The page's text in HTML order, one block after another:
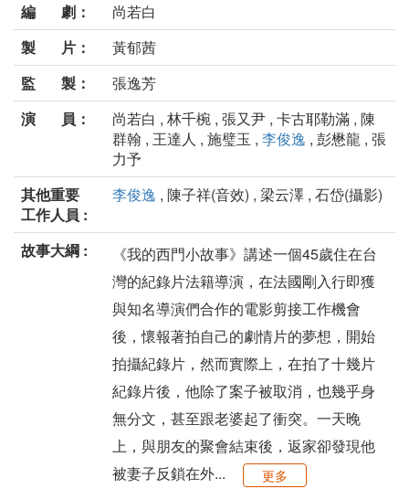
編 劇：
尚若白
製 片：
黃郁茜
監 製：
張逸芳
演 員：
尚若白 , 林千椀 , 張又尹 , 卡古耶勒滿 , 陳
群翰 , 王達人 , 施璧玉 , 李俊逸 , 彭懋龍 , 張
力予
其他重要
工作人員 :
李俊逸 , 陳子祥(音效) , 梁云澤 , 石岱(攝影)
故事大綱 :
《我的西門小故事》講述一個45歲住在台
灣的紀錄片法籍導演，在法國剛入行即獲
與知名導演們合作的電影剪接工作機會
後，懷報著拍自己的劇情片的夢想，開始
拍攝紀錄片，然而實際上，在拍了十幾片
紀錄片後，他除了案子被取消，也幾乎身
無分文，甚至跟老婆起了衝突。一天晚
上，與朋友的聚會結束後，返家卻發現他
被妻子反鎖在外...
更多